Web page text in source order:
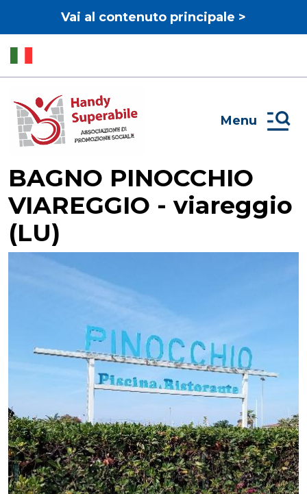
Vai al contenuto principale >
Menu
BAGNO PINOCCHIO
VIAREGGIO - viareggio
(LU)